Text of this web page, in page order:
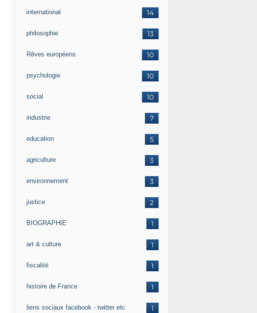
14
international
13
philosophie
10
Rêves européens
10
psychologie
10
social
7
industrie
5
education
3
agriculture
3
environnement
2
justice
1
BIOGRAPHIE
1
art & culture
1
fiscalité
1
histoire de France
1
liens sociaux facebook - twitter etc